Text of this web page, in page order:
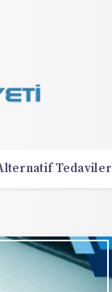
Tedaviler